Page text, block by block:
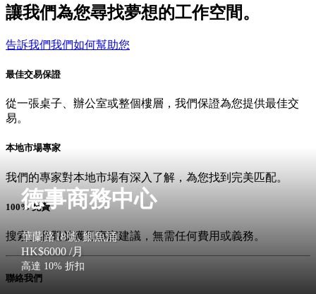
德事商務中心
華蘭路18號, 鰂魚涌
HK$6000 /月
高達 10% 折扣
讓我們為您尋找夢想的工作空間。
告訴我們我們如何幫助您
最佳交易保證
從一張桌子、辦公室或整個樓層，我們保證為您提供最佳交
易。
本地市場專家
我們的專家對本地市場有深入了解，為您找到完美匹配。
100% 免費
搜索、參觀並獲得專家建議，無需任何費用或義務。
聯絡我們